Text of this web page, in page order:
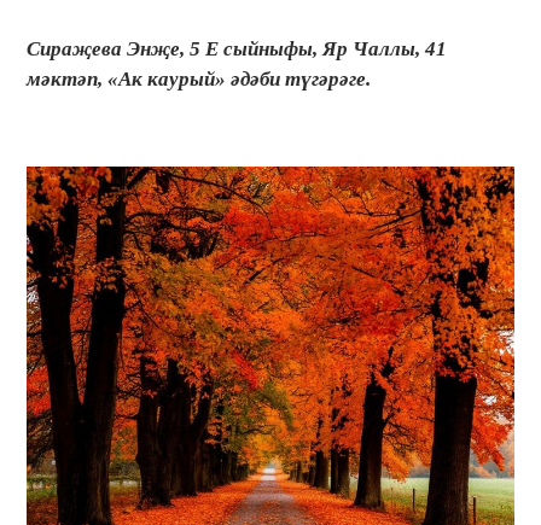
Сираҗева Энҗе, 5 Е сыйныфы, Яр Чаллы, 41
мәктәп, «Ак каурый» әдәби түгәрәге.